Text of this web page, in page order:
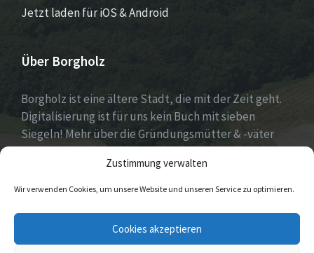
Zustimmung verwalten
Wir verwenden Cookies, um unsere Website und unseren Service zu optimieren.
Cookies akzeptieren
Jetzt laden für iOS & Android
Über Borgholz
Borgholz ist eine ältere Stadt, die mit der Zeit geht.
Digitalisierung ist für uns kein Buch mit sieben
Siegeln! Mehr über die Gründungsmütter & -väter
gibt es unterDorfwerkstattund
https://www.digitale-doerfer.de!